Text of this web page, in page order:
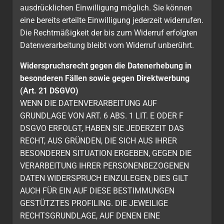
ausdrücklichen Einwilligung möglich. Sie können
eine bereits erteilte Einwilligung jederzeit widerrufen.
Die Rechtmäßigkeit der bis zum Widerruf erfolgten
Datenverarbeitung bleibt vom Widerruf unberührt.
Widerspruchsrecht gegen die Datenerhebung in
besonderen Fällen sowie gegen Direktwerbung
(Art. 21 DSGVO)
WENN DIE DATENVERARBEITUNG AUF
GRUNDLAGE VON ART. 6 ABS. 1 LIT. E ODER F
DSGVO ERFOLGT, HABEN SIE JEDERZEIT DAS
RECHT, AUS GRÜNDEN, DIE SICH AUS IHRER
BESONDEREN SITUATION ERGEBEN, GEGEN DIE
VERARBEITUNG IHRER PERSONENBEZOGENEN
DATEN WIDERSPRUCH EINZULEGEN; DIES GILT
AUCH FÜR EIN AUF DIESE BESTIMMUNGEN
GESTÜTZTES PROFILING. DIE JEWEILIGE
RECHTSGRUNDLAGE, AUF DENEN EINE